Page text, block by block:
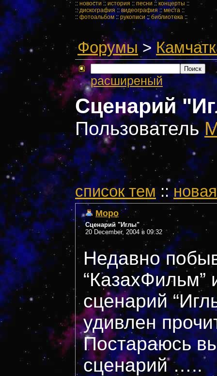
:: новости :: история :: песни :: концерты ::
::дискография :: видеография ::места ::
:: фотоальбом::рукописи::библиотека ::
Форумы>
расширеный
Сценарий
Пользователь
cписок тем::
Mopo
Сценарий "Иглы"
20 December, 2004 в 09:32
Недавно
сценарий
удивлен
Постараюсь
сценарий …..